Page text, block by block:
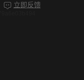
立即反馈